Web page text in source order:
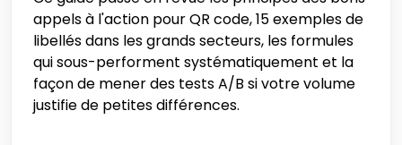
appels à l'action pour QR code, 15 exemples de
libellés dans les grands secteurs, les formules
qui sous-performent systématiquement et la
façon de mener des tests A/B si votre volume
justifie de petites différences.